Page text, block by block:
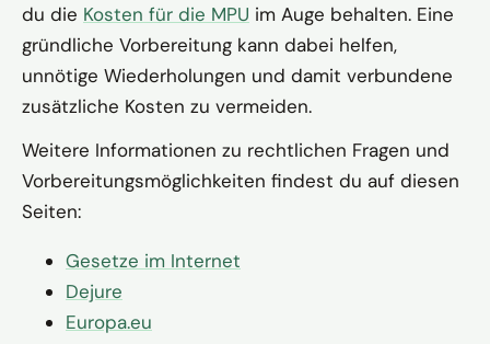
du die Kosten für die MPU im Auge behalten. Eine
gründliche Vorbereitung kann dabei helfen,
unnötige Wiederholungen und damit verbundene
zusätzliche Kosten zu vermeiden.
Weitere Informationen zu rechtlichen Fragen und
Vorbereitungsmöglichkeiten findest du auf diesen
Seiten:
Gesetze im Internet
Dejure
Europa.eu